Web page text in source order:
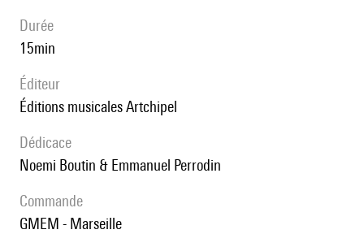
durée
15min
éditeur
Éditions musicales Artchipel
Dédicace
Noemi Boutin & Emmanuel Perrodin
Commande
GMEM - Marseille